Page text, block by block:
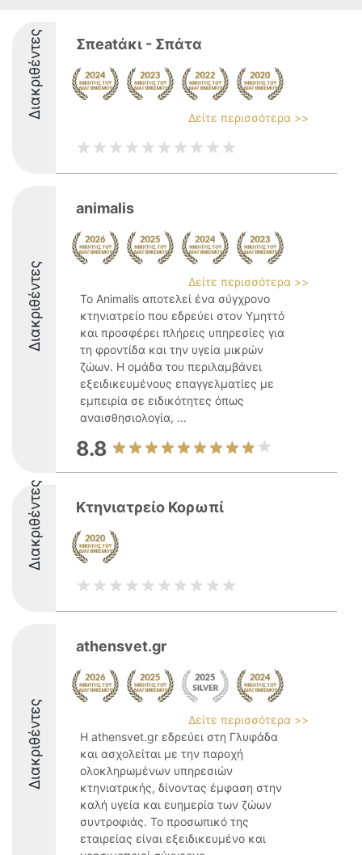
Διακριθέντες Σπeatάκι - Σπάτα
Δείτε περισσότερα >>
Διακριθέντες
animalis
Δείτε περισσότερα >>
Το Animalis αποτελεί ένα σύγχρονο
κτηνιατρείο που εδρεύει στον Υμηττό
και προσφέρει πλήρεις υπηρεσίες για
τη φροντίδα και την υγεία μικρών
ζώων. Η ομάδα του περιλαμβάνει
εξειδικευμένους επαγγελματίες με
εμπειρία σε ειδικότητες όπως
αναισθησιολογία, ...
8.8
Διακριθέντες Κτηνιατρείο Κορωπί
Διακριθέντες
athensvet.gr
Δείτε περισσότερα >>
Η athensvet.gr εδρεύει στη Γλυφάδα
και ασχολείται με την παροχή
ολοκληρωμένων υπηρεσιών
κτηνιατρικής, δίνοντας έμφαση στην
καλή υγεία και ευημερία των ζώων
συντροφιάς. Το προσωπικό της
εταιρείας είναι εξειδικευμένο και